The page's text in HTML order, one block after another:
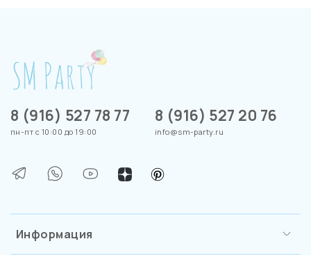
Информация
8 (916) 527 78 77
пн-пт с 10:00 до 19:00
8 (916) 527 20 76
info@sm-party.ru